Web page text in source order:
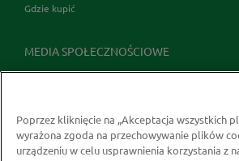
Gdzie kupić
MEDIA SPOŁECZNOŚCIOWE
Poprzez kliknięcie na „Akceptacja wszystkich
wyrażona zgoda na przechowywanie plików
urządzeniu w celu usprawnienia korzystania z